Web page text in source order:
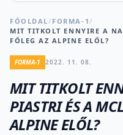
FŐOLDAL/ FORMA-1/
MIT TITKOLT ENNYIRE A
FŐLEG AZ ALPINE ELŐL?
FORMA-1 2022. 11. 08.
MIT TITKOLT
PIASTRI ÉS A
ALPINE ELŐL?